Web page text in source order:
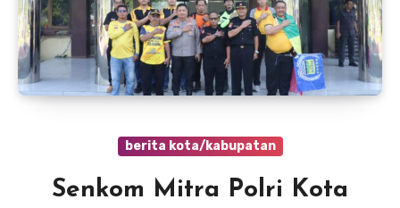
berita kota/kabupatan
Senkom Mitra Polri Kota